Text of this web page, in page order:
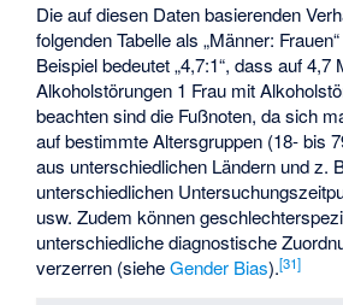
Die auf diesen Daten basierenden
folgenden Tabelle als „Männer:
Beispiel bedeutet „4,7:1“, dass auf 4,7
Alkoholstörungen 1 Frau mit
beachten sind die Fußnoten, da sich
auf bestimmte Altersgruppen (18- bis
aus unterschiedlichen Ländern und z.
unterschiedlichen
usw. Zudem können
unterschiedliche diagnostische
verzerren (sieheGender Bias).[31]